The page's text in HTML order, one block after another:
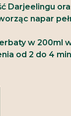
Darjeelingu
napar
w 200ml
od 2 do 4